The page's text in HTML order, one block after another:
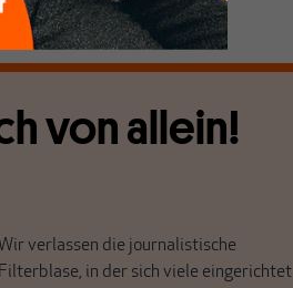
von allein!
Wir verlassen die journalistische
Filterblase, in der sich viele eingerichtet